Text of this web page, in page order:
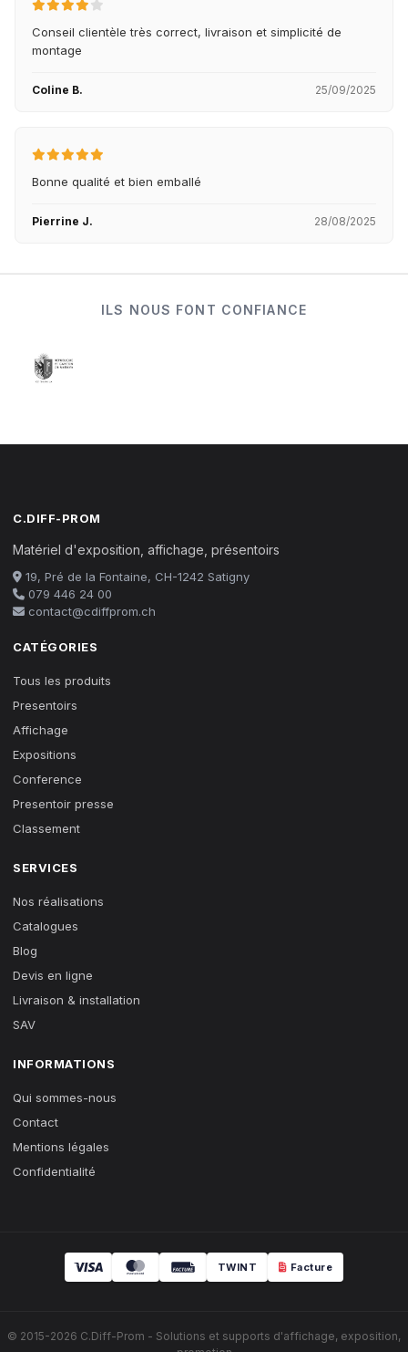
Conseil clientèle très correct, livraison et simplicité de
montage
Coline B. 25/09/2025
Bonne qualité et bien emballé
Pierrine J. 28/08/2025
ILS NOUS FONT CONFIANCE
C.DIFF-PROM
Matériel d'exposition, affichage, présentoirs
19, Pré de la Fontaine, CH-1242 Satigny
079 446 24 00
contact@cdiffprom.ch
CATÉGORIES
Tous les produits
Presentoirs
Affichage
Expositions
Conference
Presentoir presse
Classement
SERVICES
Nos réalisations
Catalogues
Blog
Devis en ligne
Livraison & installation
SAV
INFORMATIONS
Qui sommes-nous
Contact
Mentions légales
Confidentialité
TWINT Facture
© 2015-2026 C.Diff-Prom - Solutions et supports d'affichage, exposition,